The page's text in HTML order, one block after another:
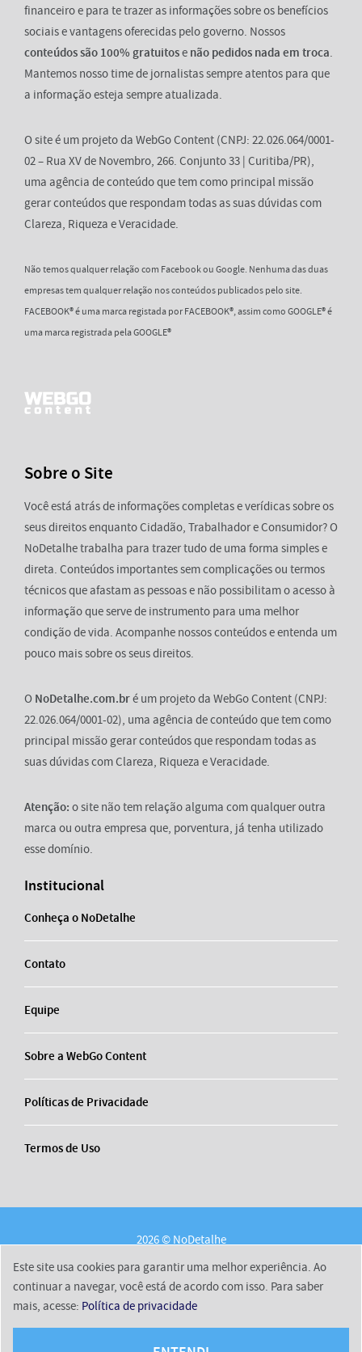
financeiro e para te trazer as informações sobre os benefícios
sociais e vantagens oferecidas pelo governo. Nossos
conteúdos são 100% gratuitose não pedidos nada em troca.
Mantemos nosso time de jornalistas sempre atentos para que
a informação esteja sempre atualizada.
O site é um projeto da WebGo Content (CNPJ: 22.026.064/0001-
02 – Rua XV de Novembro, 266. Conjunto 33 | Curitiba/PR),
uma agência de conteúdo que tem como principal missão
gerar conteúdos que respondam todas as suas dúvidas com
Clareza, Riqueza e Veracidade.
Não temos qualquer relação com Facebook ou Google. Nenhuma das duas
empresas tem qualquer relação nos conteúdos publicados pelo site.
FACEBOOK® é uma marca registada por FACEBOOK®, assim como GOOGLE® é
uma marca registrada pela GOOGLE®
Sobre o Site
Você está atrás de informações completas e verídicas sobre os
seus direitos enquanto Cidadão, Trabalhador e Consumidor? O
NoDetalhe trabalha para trazer tudo de uma forma simples e
direta. Conteúdos importantes sem complicações ou termos
técnicos que afastam as pessoas e não possibilitam o acesso à
informação que serve de instrumento para uma melhor
condição de vida. Acompanhe nossos conteúdos e entenda um
pouco mais sobre os seus direitos.
O NoDetalhe.com.bré um projeto da WebGo Content (CNPJ:
22.026.064/0001-02), uma agência de conteúdo que tem como
principal missão gerar conteúdos que respondam todas as
suas dúvidas com Clareza, Riqueza e Veracidade.
Atenção: o site não tem relação alguma com qualquer outra
marca ou outra empresa que, porventura, já tenha utilizado
esse domínio.
Institucional
Conheça o NoDetalhe
Contato
Equipe
Sobre a WebGo Content
Políticas de Privacidade
Termos de Uso
2026 © NoDetalhe
Sobre a WebGo Content
Políticas de Privacidade
Termos de Uso
Este site usa cookies para garantir uma melhor experiência. Ao
continuar a navegar, você está de acordo com isso. Para saber
mais, acesse: Política de privacidade